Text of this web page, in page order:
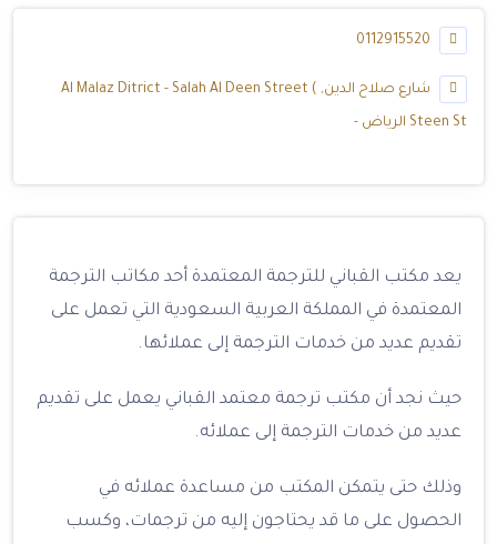
شارع صلاح الدين, Al Malaz Ditrict - Salah Al Deen Street (
Steen St الرياض -
يعد مكتب القباني للترجمة المعتمدة أحد مكاتب الترجمة
المعتمدة في المملكة العربية السعودية التي تعمل على
تقديم عديد من خدمات الترجمة إلى عملائها.
حيث نجد أن مكتب ترجمة معتمد القباني يعمل على تقديم
عديد من خدمات الترجمة إلى عملائه.
وذلك حتى يتمكن المكتب من مساعدة عملائه في
الحصول على ما قد يحتاجون إليه من ترجمات، وكسب